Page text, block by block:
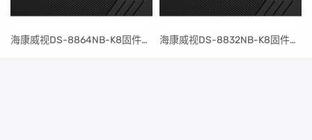
​海康威视DS-8864NB-K8固件升级包V4.30.097build240401 ​海康威视DS-8832NB-K8固件升级包V4.30.097build240401